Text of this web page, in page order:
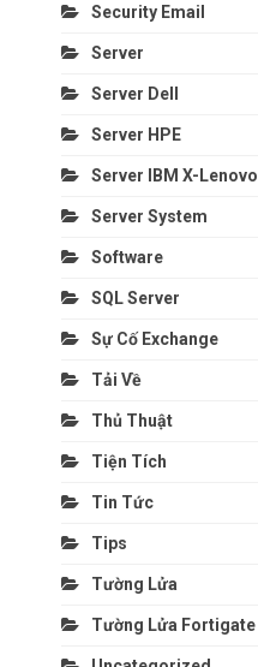
Security Email
Server
Server Dell
Server HPE
Server IBM X-Lenovo
Server System
Software
SQL Server
Sự Cố Exchange
Tải Về
Thủ Thuật
Tiện Tích
Tin Tức
Tips
Tường Lửa
Tường Lửa Fortigate